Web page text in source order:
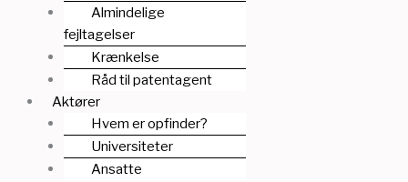
Almindelige
fejltagelser
Krænkelse
Råd til patentagent
Aktører
Hvem er opfinder?
Universiteter
Ansatte